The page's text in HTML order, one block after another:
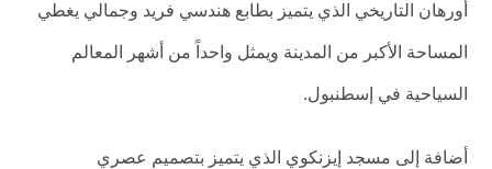
أورهان التاريخي الذي يتميز بطابع هندسي فريد وجمالي يغطي
المساحة الأكبر من المدينة ويمثل واحداً من أشهر المعالم
السياحية في إسطنبول.
أضافة إلى مسجد إيزنكوي الذي يتميز بتصميم عصري